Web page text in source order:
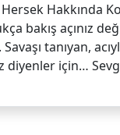
Hakkında
bakış açınız
Savaşı tanıyan,
diyenler için…